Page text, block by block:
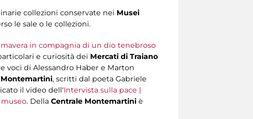
collezioni conservate nei Musei
le sale o le collezioni.
in compagnia di un dio tenebroso
e curiosità dei Mercati di Traiano
voci di Alessandro Haber e Marton
, scritti dal poeta Gabriele
il video dell'Intervista sulla pace |
. Della Centrale Montemartini è